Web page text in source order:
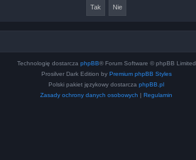
Technologię dostarcza phpBB® Forum Software © phpBB Limited
Prosilver Dark Edition by Premium phpBB Styles
Polski pakiet językowy dostarcza phpBB.pl
Zasady ochrony danych osobowych | Regulamin